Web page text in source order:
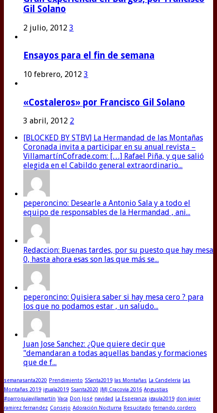
Gil Solano
2 julio, 2012 3
Ensayos para el fin de semana
10 febrero, 2012 3
«Costaleros» por Francisco Gil Solano
3 abril, 2012 2
[BLOCKED BY STBV] La Hermandad de las Montañas
Coronada invita a participar en su anual revista –
VillamartínCofrade.com: […] Rafael Piña, y que salió
elegida en el Cabildo general extraordinario...
peperoncino: Desearle a Antonio Sala y a todo el
equipo de responsables de la Hermandad , ani...
Redaccion: Buenas tardes, por su puesto que hay mesa
0, hasta ahora esas son las que más se...
peperoncino: Quisiera saber si hay mesa cero ? para
los que no podamos estar , un saludo...
Juan Jose Sanchez: ¿Que quiere decir que
"demandaran a todas aquellas bandas y formaciones
que de f...
semanasanta2020 Prendimiento SSanta2019 las Montañas La Candeleria Las
Montañas 2019 iguala2019 Ssanta2020 JMJ Cracovia 2016 Angustias
#parroquiavillamartín Vaca Don José navidad La Esperanza igaula2019 don javier
ramirez fernandez Consejo Adoración Nocturna Resucitado fernando cordero